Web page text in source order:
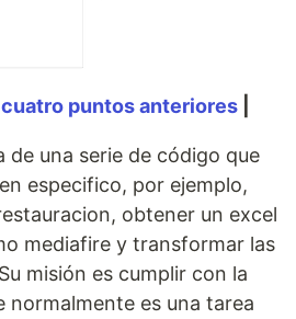
puntos anteriores
de una serie de código que
especifico, por ejemplo,
obtener un excel
mediafire y transformar las
misión es cumplir con la
normalmente es una tarea